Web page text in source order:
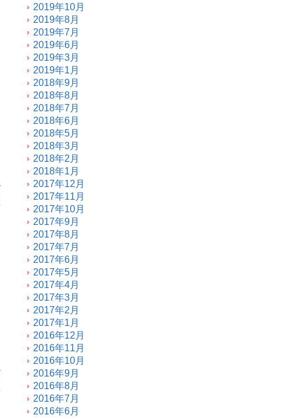
2019年10月
2019年8月
2019年7月
2019年6月
2019年3月
2019年1月
2018年9月
2018年8月
2018年7月
2018年6月
2018年5月
2018年3月
2018年2月
2018年1月
2017年12月
2017年11月
2017年10月
2017年9月
2017年8月
2017年7月
2017年6月
2017年5月
2017年4月
2017年3月
2017年2月
2017年1月
2016年12月
2016年11月
2016年10月
2016年9月
2016年8月
2016年7月
2016年6月